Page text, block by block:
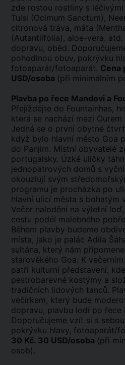
zde rostou rostliny s
Tulsi (Ocimum Sanctum),
citronová tráva, máta
(Autantiifolia), aloe-vera. atd.
dopravu, oběd.
pohodlnou obuv, pokrývku
fotoaparát/fotoaparát. Cena
USD/osoba (při minimálním
Plavba po řece Mandovi a
Přejíždějte do Fountainhas,
která se nachází mezi
Jedná se o první obytné
když bylo hlavní město Goa
do Panjim. Místní obyvatelé
portugalsky. Úzké uličky
jednopatrových domů s
okouzlují svým
programu je procházka po
hlavní ulicí města s bohatým
Večer nalodění na výletní
cestu podél malebného
Během plavby budeme
místa, jako je palác Adila
sultána, který nám
starověkého Goa. K
patří kulturní představení,
pestrobarevné kostýmy a
tradičních lidových tanců.
večírkem, který bude
dopravu, plavbu lodí po řece
Doporučujeme vzít si s
pokrývku hlavy, fotoaparát/
30 Kč. 30 USD/osoba (při
osob).